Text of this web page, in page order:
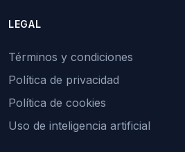
LEGAL
Términos y condiciones
Política de privacidad
Política de cookies
Uso de inteligencia artificial